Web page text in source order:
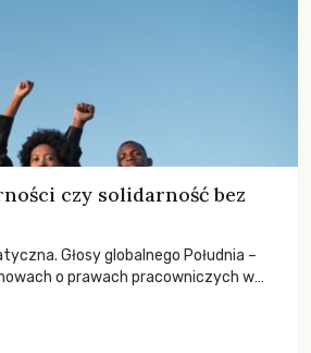
czy solidarność bez
Głosy globalnego Południa –
o prawach pracowniczych w